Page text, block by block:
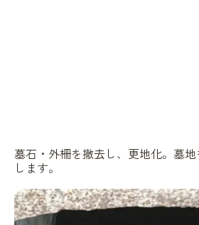
墓石・外柵を撤去し、更地化。墓
します。